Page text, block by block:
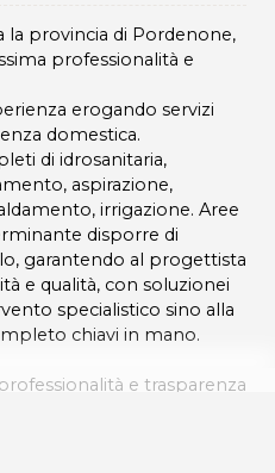
provincia di Pordenone,
professionalità e
erogando servizi
domestica.
di idrosanitaria,
aspirazione,
irrigazione. Aree
disporre di
garantendo al progettista
e qualità, con soluzionei
specialistico sino alla
chiavi in mano.
e trasparenza